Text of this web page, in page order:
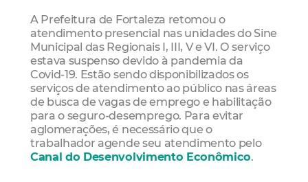
A Prefeitura de Fortaleza retomou o
atendimento presencial nas unidades do Sine
Municipal das Regionais I, III, V e VI. O serviço
estava suspenso devido à pandemia da
Covid-19. Estão sendo disponibilizados os
serviços de atendimento ao público nas áreas
de busca de vagas de emprego e habilitação
para o seguro-desemprego. Para evitar
aglomerações, é necessário que o
trabalhador agende seu atendimento pelo
Canal do Desenvolvimento Econômico.